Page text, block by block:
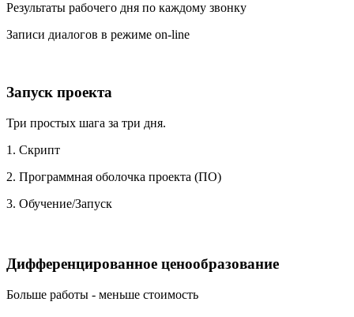
Результаты рабочего дня по каждому звонку
Записи диалогов в режиме on-line
Запуск проекта
Три простых шага за три дня.
1. Скрипт
2. Программная оболочка проекта (ПО)
3. Обучение/Запуск
Дифференцированное ценообразование
Больше работы - меньше стоимость